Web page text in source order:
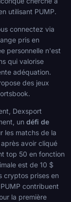
utilisant PUMP.
connectez via
pris en
personnelle n'est
qui valorise
adéquation.
des jeux
Dexsport
un défi de
les matchs de la
avoir cliqué
top 50 en fonction
est de 10 $
cryptos prises en
contribuent
la première